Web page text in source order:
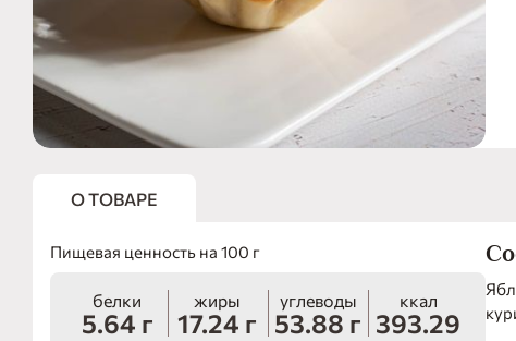
О ТОВАРЕ
Пищевая ценность на 100 г
белки
5.64 г
жиры
17.24 г
углеводы
53.88 г
ккал
393.29